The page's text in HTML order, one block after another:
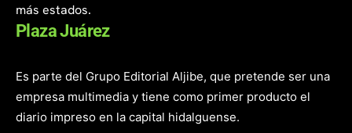
más estados.
Plaza Juárez
Es parte del Grupo Editorial Aljibe, que pretende ser una
empresa multimedia y tiene como primer producto el
diario impreso en la capital hidalguense.